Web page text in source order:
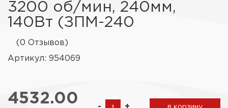
3200 об/мин, 240мм,
140Вт (ЗПМ-240
(0 Отзывов)
Артикул: 954069
4532.00